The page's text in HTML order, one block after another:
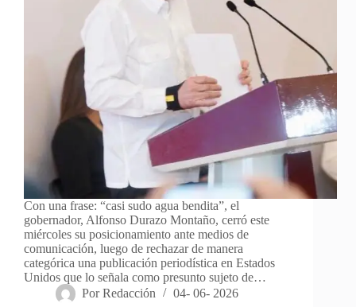
Con una frase: “casi sudo agua bendita”, el
gobernador, Alfonso Durazo Montaño, cerró este
miércoles su posicionamiento ante medios de
comunicación, luego de rechazar de manera
categórica una publicación periodística en Estados
Unidos que lo señala como presunto sujeto de…
Por Redacción 04- 06- 2026